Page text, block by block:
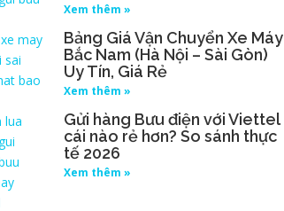
Xem thêm »
Bảng Giá Vận Chuyển Xe Máy
Bắc Nam (Hà Nội – Sài Gòn)
Uy Tín, Giá Rẻ
Xem thêm »
Gửi hàng Bưu điện với Viettel
cái nào rẻ hơn? So sánh thực
tế 2026
Xem thêm »